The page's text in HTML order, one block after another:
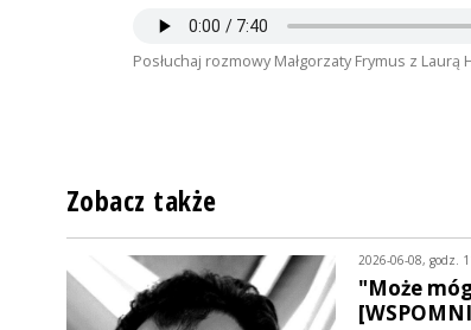
Posłuchaj rozmowy Małgorzaty Frymus z Laurą
Zobacz także
2026-06-08, godz.
"Może